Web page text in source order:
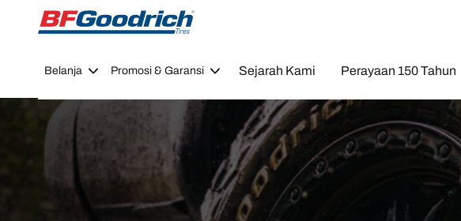
Go to page content
Go to page navigation
Belanja Promosi & Garansi Sejarah Kami Perayaan 150 Tahun